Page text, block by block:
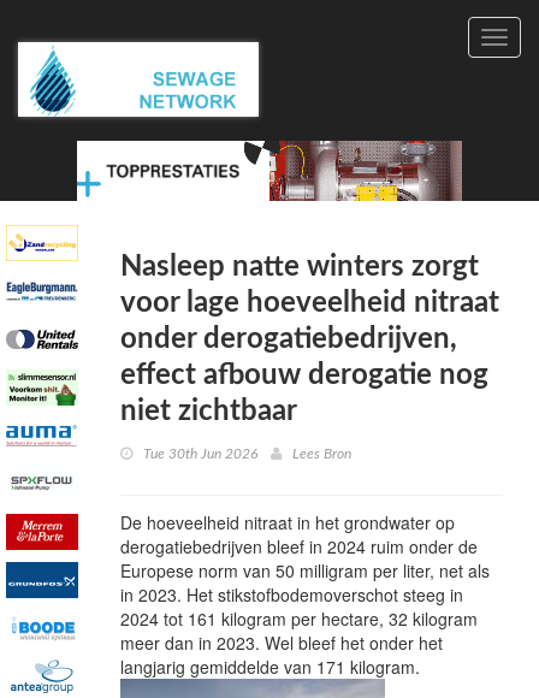
Nasleep natte winters zorgt
voor lage hoeveelheid nitraat
onder derogatiebedrijven,
effect afbouw derogatie nog
niet zichtbaar
Tue 30th Jun 2026 Lees Bron
De hoeveelheid nitraat in het grondwater op
derogatiebedrijven bleef in 2024 ruim onder de
Europese norm van 50 milligram per liter, net als
in 2023. Het stikstofbodemoverschot steeg in
2024 tot 161 kilogram per hectare, 32 kilogram
meer dan in 2023. Wel bleef het onder het
langjarig gemiddelde van 171 kilogram.